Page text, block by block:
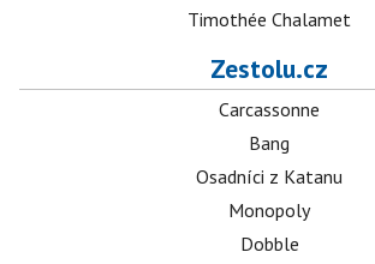
Timothée Chalamet
Zestolu.cz
Carcassonne
Bang
Osadníci z Katanu
Monopoly
Dobble